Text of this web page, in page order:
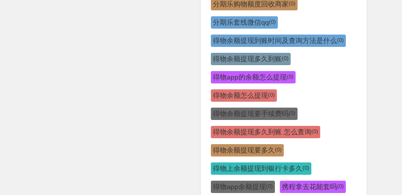
分期乐购物额度回收商家(0)
分期乐套线微信qq(0)
得物余额提现到账时间及查询方法是什么(0)
得物余额提现多久到账(0)
得物app的余额怎么提现(0)
得物余额怎么提现(0)
得物余额提现要手续费吗(0)
得物余额提现多久到账 怎么查询(0)
得物余额提现要多久 (0)
得物上余额提现到银行卡多久 (0)
得物app余额提现(0) 携程拿去花能套吗(0)